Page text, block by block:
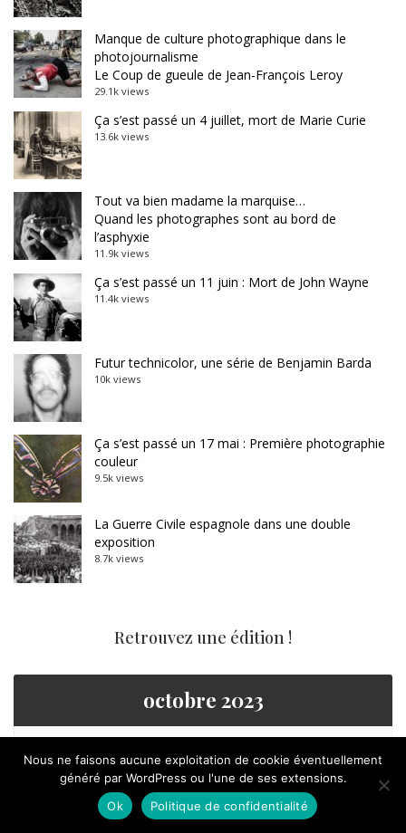
Manque de culture photographique dans le
photojournalisme
Le Coup de gueule de Jean-François Leroy
29.1k views
Ça s’est passé un 4 juillet, mort de Marie Curie
13.6k views
Tout va bien madame la marquise…
Quand les photographes sont au bord de
l’asphyxie
11.9k views
Ça s’est passé un 11 juin : Mort de John Wayne
11.4k views
Futur technicolor, une série de Benjamin Barda
10k views
Ça s’est passé un 17 mai : Première photographie
couleur
9.5k views
La Guerre Civile espagnole dans une double
exposition
8.7k views
Retrouvez une édition !
octobre 2023
4 5 6 7
Nous ne faisons aucune exploitation de cookie éventuellement
généré par WordPress ou l'une de ses extensions.
Ok
Politique de confidentialité